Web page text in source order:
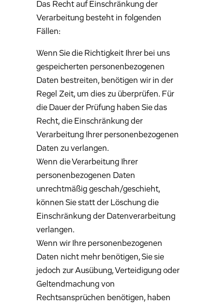
Das Recht auf Einschränkung der
Verarbeitung besteht in folgenden
Fällen:
Wenn Sie die Richtigkeit Ihrer bei uns
gespeicherten personenbezogenen
Daten bestreiten, benötigen wir in der
Regel Zeit, um dies zu überprüfen. Für
die Dauer der Prüfung haben Sie das
Recht, die Einschränkung der
Verarbeitung Ihrer personenbezogenen
Daten zu verlangen.
Wenn die Verarbeitung Ihrer
personenbezogenen Daten
unrechtmäßig geschah/geschieht,
können Sie statt der Löschung die
Einschränkung der Datenverarbeitung
verlangen.
Wenn wir Ihre personenbezogenen
Daten nicht mehr benötigen, Sie sie
jedoch zur Ausübung, Verteidigung oder
Geltendmachung von
Rechtsansprüchen benötigen, haben